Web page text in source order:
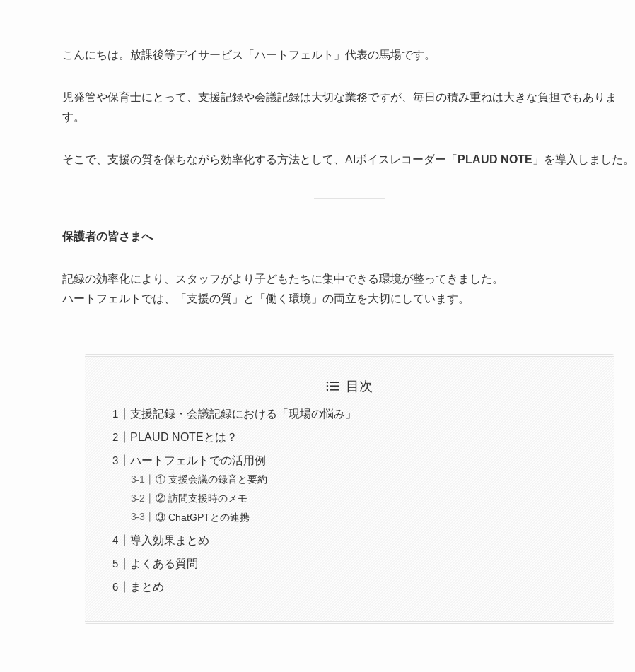
こんにちは。放課後等デイサービス「ハートフェルト」代表の馬場です。
児発管や保育士にとって、支援記録や会議記録は大切な業務ですが、毎日の積み重ねは大きな負担でもありま
す。
そこで、支援の質を保ちながら効率化する方法として、AIボイスレコーダー「 PLAUD NOTE 」を導入しました。
保護者の皆さまへ
記録の効率化により、スタッフがより子どもたちに集中できる環境が整ってきました。
ハートフェルトでは、「支援の質」と「働く環境」の両立を大切にしています。
目次
支援記録・会議記録における「現場の悩み」
PLAUD NOTEとは？
ハートフェルトでの活用例
① 支援会議の録音と要約
② 訪問支援時のメモ
③ ChatGPTとの連携
導入効果まとめ
よくある質問
まとめ